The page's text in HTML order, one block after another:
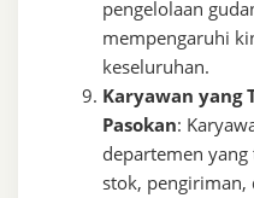
pengelolaan
mempengaruhi
keseluruhan.
Karyawan yang
Pasokan:
departemen
stok,